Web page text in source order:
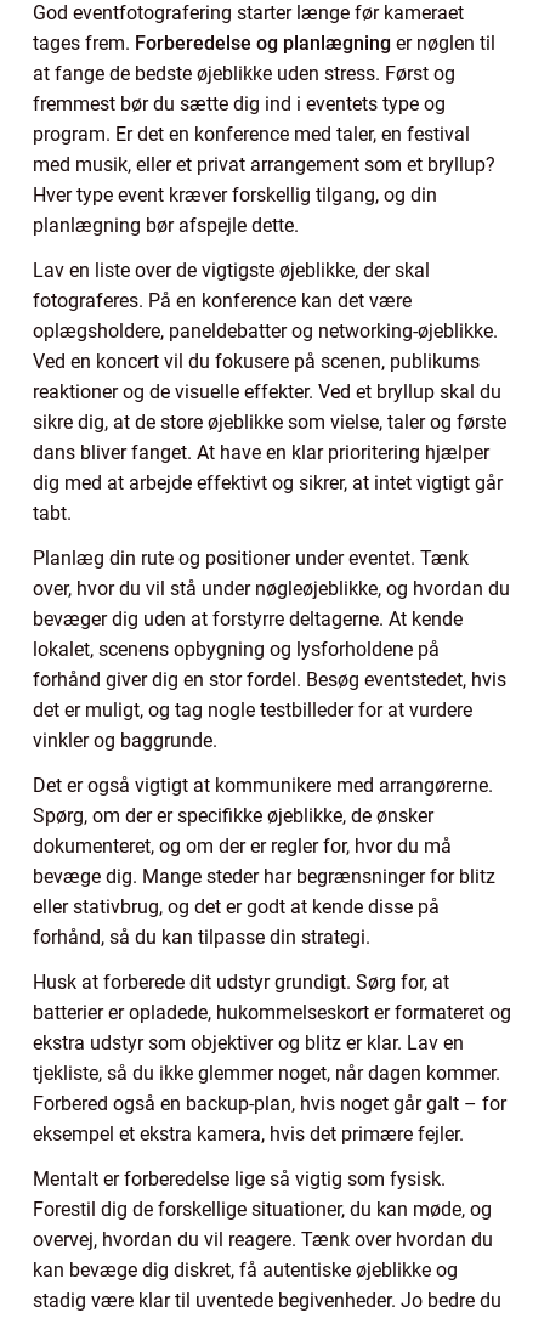
God eventfotografering starter længe før kameraet
tages frem. Forberedelse og planlægning er nøglen til
at fange de bedste øjeblikke uden stress. Først og
fremmest bør du sætte dig ind i eventets type og
program. Er det en konference med taler, en festival
med musik, eller et privat arrangement som et bryllup?
Hver type event kræver forskellig tilgang, og din
planlægning bør afspejle dette.
Lav en liste over de vigtigste øjeblikke, der skal
fotograferes. På en konference kan det være
oplægsholdere, paneldebatter og networking-øjeblikke.
Ved en koncert vil du fokusere på scenen, publikums
reaktioner og de visuelle effekter. Ved et bryllup skal du
sikre dig, at de store øjeblikke som vielse, taler og første
dans bliver fanget. At have en klar prioritering hjælper
dig med at arbejde effektivt og sikrer, at intet vigtigt går
tabt.
Planlæg din rute og positioner under eventet. Tænk
over, hvor du vil stå under nøgleøjeblikke, og hvordan du
bevæger dig uden at forstyrre deltagerne. At kende
lokalet, scenens opbygning og lysforholdene på
forhånd giver dig en stor fordel. Besøg eventstedet, hvis
det er muligt, og tag nogle testbilleder for at vurdere
vinkler og baggrunde.
Det er også vigtigt at kommunikere med arrangørerne.
Spørg, om der er specifikke øjeblikke, de ønsker
dokumenteret, og om der er regler for, hvor du må
bevæge dig. Mange steder har begrænsninger for blitz
eller stativbrug, og det er godt at kende disse på
forhånd, så du kan tilpasse din strategi.
Husk at forberede dit udstyr grundigt. Sørg for, at
batterier er opladede, hukommelseskort er formateret og
ekstra udstyr som objektiver og blitz er klar. Lav en
tjekliste, så du ikke glemmer noget, når dagen kommer.
Forbered også en backup-plan, hvis noget går galt – for
eksempel et ekstra kamera, hvis det primære fejler.
Mentalt er forberedelse lige så vigtig som fysisk.
Forestil dig de forskellige situationer, du kan møde, og
overvej, hvordan du vil reagere. Tænk over hvordan du
kan bevæge dig diskret, få autentiske øjeblikke og
stadig være klar til uventede begivenheder. Jo bedre du